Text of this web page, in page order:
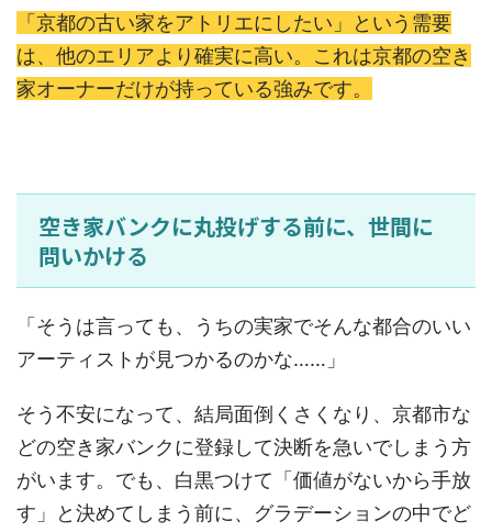
「京都の古い家をアトリエにしたい」という需要
は、他のエリアより確実に高い。これは京都の空き
家オーナーだけが持っている強みです。
空き家バンクに丸投げする前に、世間に
問いかける
「そうは言っても、うちの実家でそんな都合のいい
アーティストが見つかるのかな……」
そう不安になって、結局面倒くさくなり、京都市な
どの空き家バンクに登録して決断を急いでしまう方
がいます。でも、白黒つけて「価値がないから手放
す」と決めてしまう前に、グラデーションの中でど